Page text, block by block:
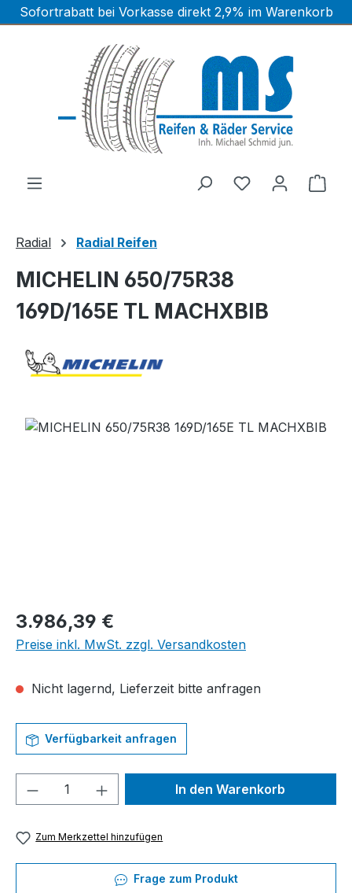
Zum Hauptinhalt springen
Sofortrabatt bei Vorkasse direkt 2,9% im Warenkorb
Radial Radial Reifen
MICHELIN 650/75R38
169D/165E TL MACHXBIB
Bildergalerie überspringen
Regulärer Preis:
3.986,39 €
Preise inkl. MwSt. zzgl. Versandkosten
Nicht lagernd, Lieferzeit bitte anfragen
Verfügbarkeit anfragen
Produkt Anzahl: Gib denIn den Warenkorb
Zum Merkzettel hinzufügen
Frage zum Produkt